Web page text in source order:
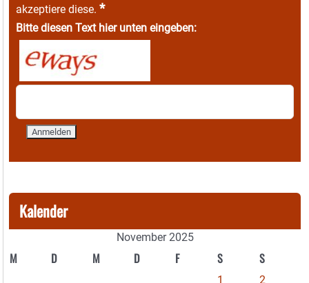
akzeptiere diese. *
Bitte diesen Text hier unten eingeben:
Kalender
November 2025
M D M D F S S
1
2